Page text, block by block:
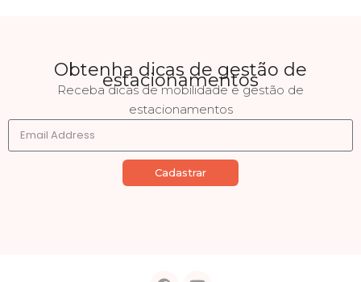
Obtenha dicas de gestão de
estacionamentos
Receba dicas de mobilidade e gestão de
estacionamentos
Cadastrar